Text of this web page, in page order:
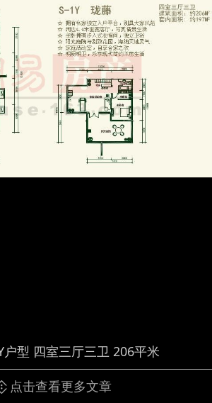
户型 四室三厅三卫 206平米
点击查看更多文章